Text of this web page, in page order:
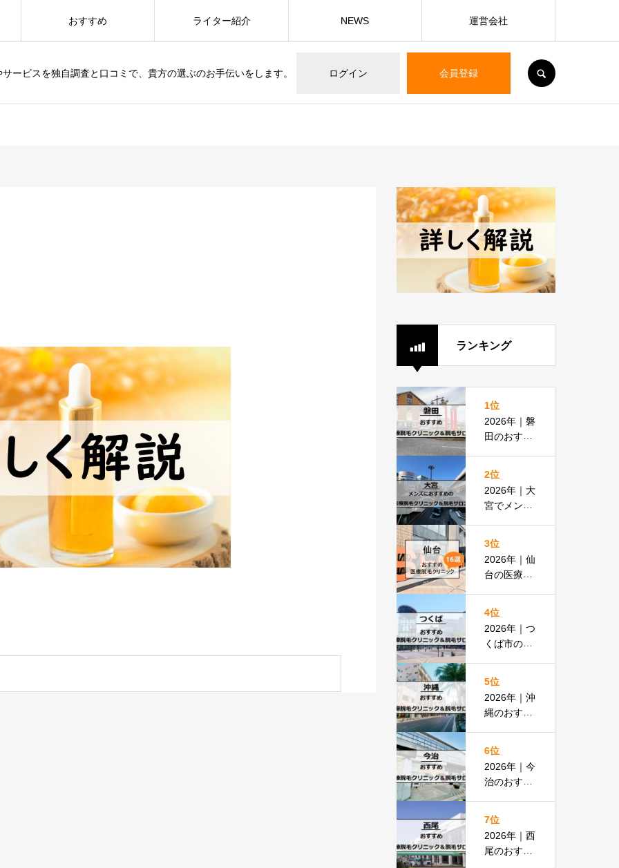
ービスを独自調査と口コミで、貴方の選ぶのお手伝いをします。 ログイン 会員登録
おすすめ ライター紹介 NEWS 運営会社
ランキング
1位
2026年｜磐
田のおすす
＆脱毛サロ
ン全8選
2位
2026年｜大
宮でメンズ
脱毛＆脱毛
サロン全16
選
3位
2026年｜仙
台の医療脱
払いOKの
安い医院も
紹介
4位
2026年｜つ
くば市のお
サロン全13
選
5位
2026年｜沖
縄のおすす
ン全19選
6位
2026年｜今
治のおすす
＆脱毛サロ
ン全13選
7位
2026年｜西
尾のおすす